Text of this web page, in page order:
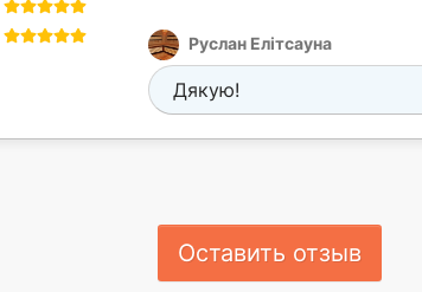
Руслан Елітсауна
Дякую!
Оставить отзыв